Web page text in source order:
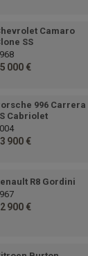
Camaro
SS
000 €
996 Carrera
Cabriolet
900 €
R8 Gordini
900 €